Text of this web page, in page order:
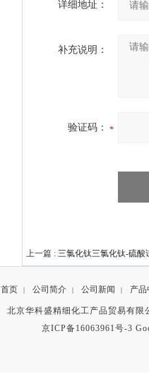
详细地址：
补充说明：
验证码：
上一篇 : 三氯化钛三氯化钛-硫酸
首页 | 公司简介 | 公司新闻 | 产品
北京华科盛精细化工产品贸易有
京ICP备16063961号-3